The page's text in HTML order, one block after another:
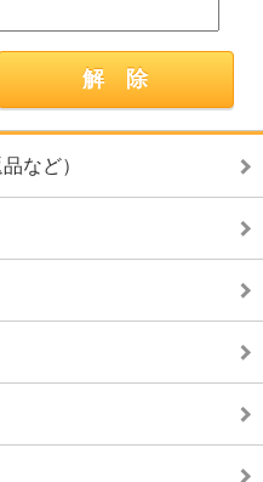
など）